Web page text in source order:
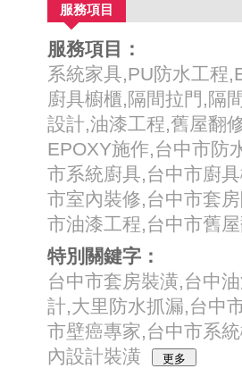
服務項目
服務項目：
系統家具,PU防水工程
廚具櫥櫃,隔間拉門,隔
設計,油漆工程,舊屋翻
EPOXY施作,台中市防
市系統廚具,台中市廚
市室內裝修,台中市套
市油漆工程,台中市舊
特別關鍵字：
台中市套房裝潢,台中
計,大里防水抓漏,台中
市壁癌專家,台中市系
內設計裝潢